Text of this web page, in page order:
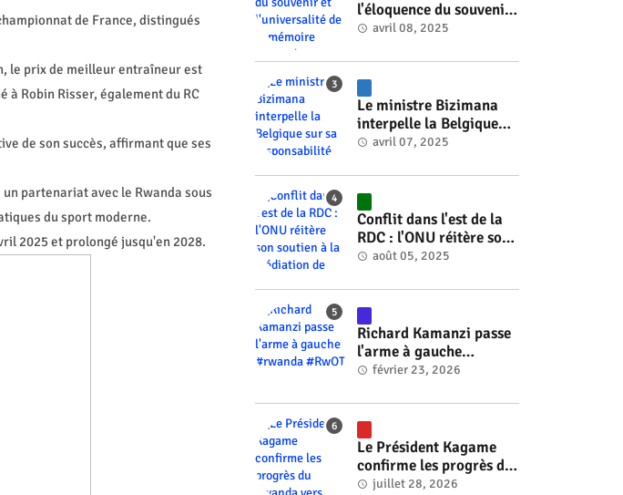
de France, distingués
le prix de meilleur entraîneur est
Robin Risser, également du RC
de son succès, affirmant que ses
partenariat avec le Rwanda sous
du sport moderne.
2025 et prolongé jusqu'en 2028.
l'éloquence du souvenir
et l'universalité de la
#RwOT
avril 08, 2025
Le ministre Bizimana
interpelle la Belgique
sur sa responsabilité
génocide #rwanda
#RwOT
avril 07, 2025
Conflit dans l'est de la
RDC : l'ONU réitère son
soutien à la médiation
#rwanda #RwOT
août 05, 2025
Richard Kamanzi passe
l'arme à gauche
#rwanda #RwOT
février 23, 2026
Le Président Kagame
confirme les progrès du
Rwanda vers l'énergie
juillet 28, 2026